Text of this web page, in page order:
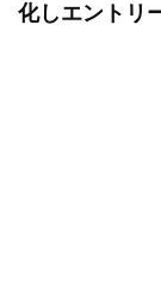
化しエントリ